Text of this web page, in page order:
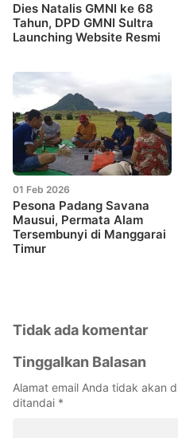
Dies Natalis GMNI ke 68
Tahun, DPD GMNI Sultra
Launching Website Resmi
01 Feb 2026
Pesona Padang Savana
Mausui, Permata Alam
Tersembunyi di Manggarai
Timur
Tidak ada komentar
Tinggalkan Balasan
Alamat email Anda tidak akan
ditandai *